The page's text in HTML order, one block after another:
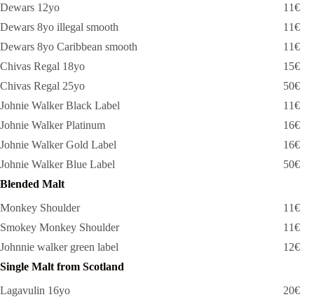
Dewars 12yo
11€
Dewars 8yo illegal smooth
11€
Dewars 8yo Caribbean smooth
11€
Chivas Regal 18yo
15€
Chivas Regal 25yo
50€
Johnie Walker Black Label
11€
Johnie Walker Platinum
16€
Johnie Walker Gold Label
16€
Johnie Walker Blue Label
50€
Blended Malt
Monkey Shoulder
11€
Smokey Monkey Shoulder
11€
Johnnie walker green label
12€
Single Malt from Scotland
Lagavulin 16yo
20€